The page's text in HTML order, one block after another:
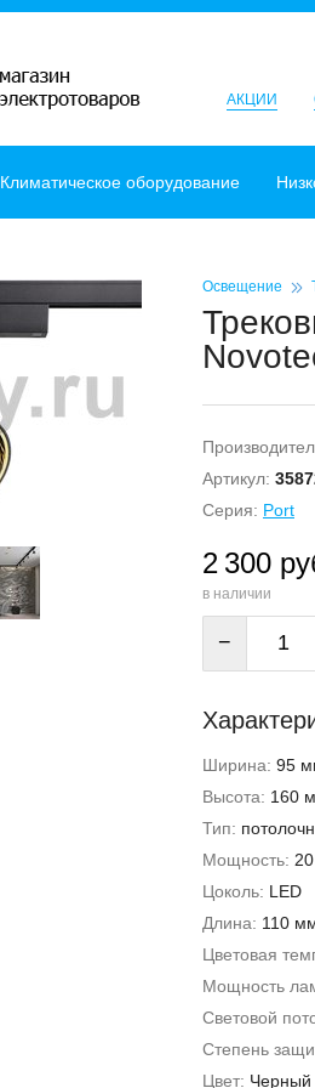
АКЦИИ
Климатическое оборудование
Освещение
Артикул:
Серия: Port
2 300
в наличии
−
Ширина: 95
Высота: 160
Тип:
Мощность:
Цоколь: LED
Длина: 110
Цветовая
Мощность
Световой
Степень
Цвет: Черный